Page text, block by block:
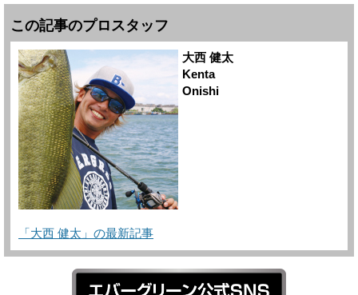
この記事のプロスタッフ
大西 健太
Kenta
Onishi
「大西 健太」の最新記事